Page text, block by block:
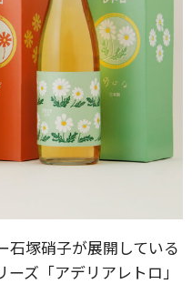
石塚硝子が展開している
ズ「アデリアレトロ」